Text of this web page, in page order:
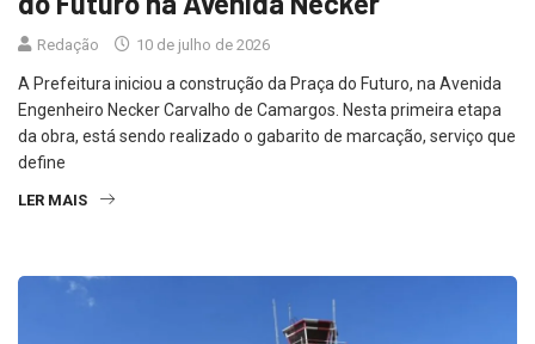
Redação 10 de julho de 2026
A Prefeitura iniciou a construção da Praça do Futuro, na Avenida
Engenheiro Necker Carvalho de Camargos. Nesta primeira etapa
da obra, está sendo realizado o gabarito de marcação, serviço que
define
LER MAIS